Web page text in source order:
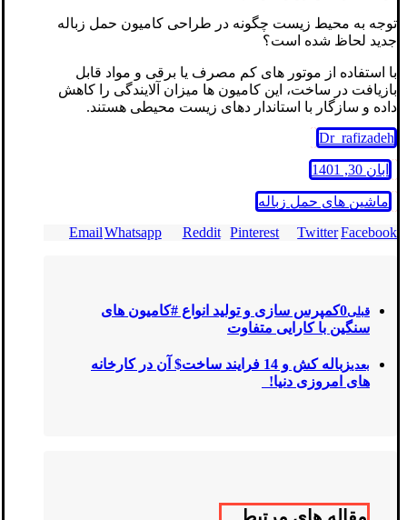
توجه به محیط ‌زیست چگونه در طراحی کامیون حمل زباله
جدید لحاظ شده است؟
با استفاده از موتور های کم‌ مصرف یا برقی و مواد قابل
بازیافت در ساخت، این کامیون ‌ها میزان آلایندگی را کاهش
داده و سازگار با استاندار دهای زیست ‌محیطی هستند.
Dr_rafizadeh
آبان 30, 1401
ماشین های حمل زباله
Facebook
Twitter
Pinterest
Reddit
Whatsapp
Email
قبلی 0کمپرس سازی و تولید انواع #کامیون های
سنگین با کارایی متفاوت
بعدی
زباله کش و 14 فرایند ساخت$ آن در کارخانه
های امروزی دنیا!